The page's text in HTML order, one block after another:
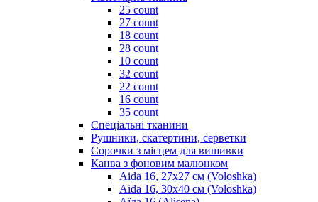
25 count
27 count
18 count
28 count
10 count
32 count
22 count
16 count
35 count
Спеціальні тканини
Рушники, скатертини, серветки
Сорочки з місцем для вишивки
Канва з фоновим малюнком
Aida 16, 27х27 см (Voloshka)
Aida 16, 30х40 см (Voloshka)